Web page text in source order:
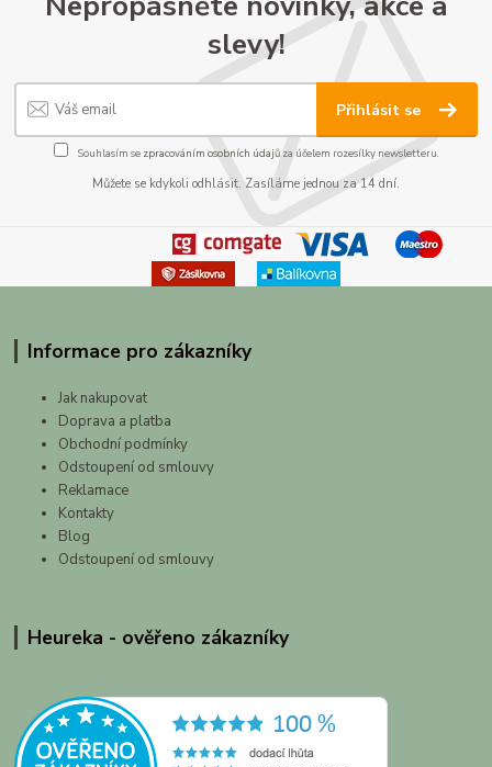
slevy!
Přihlásit se
Souhlasím se zpracováním osobních údajůza účelem rozesílky newsletteru.
Můžete se kdykoli odhlásit. Zasíláme jednou za 14 dní.
Informace pro zákazníky
Jak nakupovat
Doprava a platba
Obchodní podmínky
Odstoupení od smlouvy
Reklamace
Kontakty
Blog
Odstoupení od smlouvy
Heureka - ověřeno zákazníky